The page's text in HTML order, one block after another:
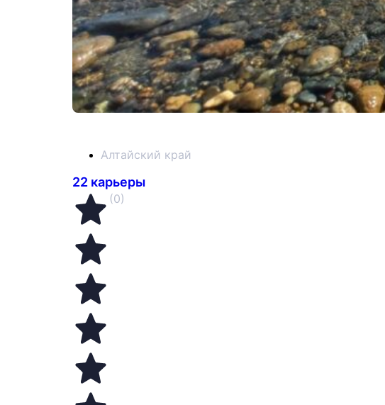
Алтайский край
22 карьеры
(0)